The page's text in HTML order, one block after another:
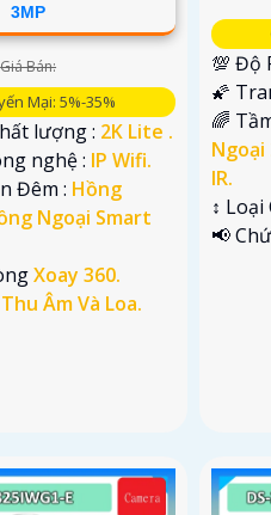
3MP
Giá Bán:
Mại: 5%-35%
lượng : 2K Lite .
nghệ : IP Wifi.
Đêm : Hồng
Ngoại Smart
Xoay 360.
Thu Âm Và Loa.
💯 Độ
🌠
🌈
Ngoại
IR.
↕️ Loại
️📢